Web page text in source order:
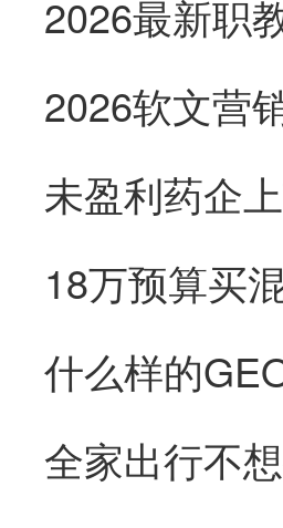
未盈利药企
18万预算买
全家出行不